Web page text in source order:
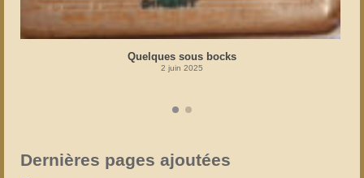
Quelques sous bocks
2 juin 2025
Dernières pages ajoutées